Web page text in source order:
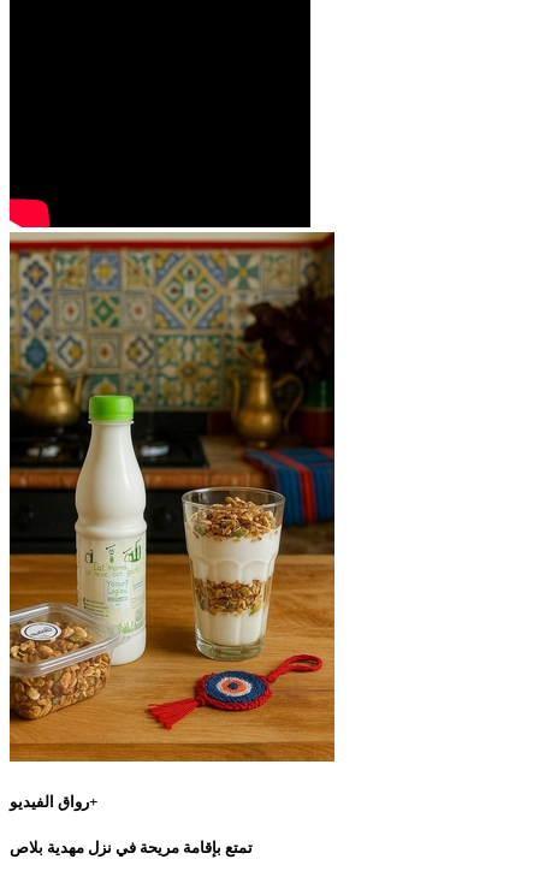
رواق الفيديو+
تمتع بإقامة مريحة في نزل مهدية بلاص